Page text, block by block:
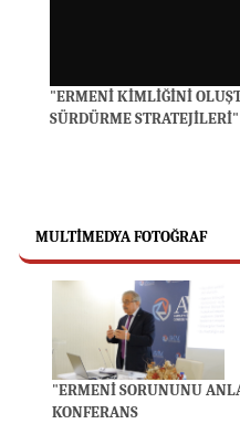
"ERMENİ KİMLİĞİNİ
SÜRDÜRME
MULTIMEDYA FOTOĞRAF
"ERMENİ SORUNUNU
KONFERANS